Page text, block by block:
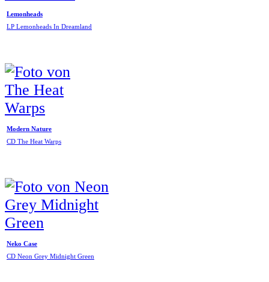
Lemonheads
LP Lemonheads In Dreamland
Modern Nature
CD The Heat Warps
Neko Case
CD Neon Grey Midnight Green